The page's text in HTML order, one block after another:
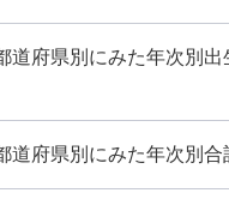
道府県別にみた年次別
道府県別にみた年次別